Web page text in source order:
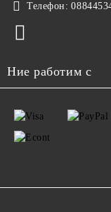
Телефон:
Ние работим с